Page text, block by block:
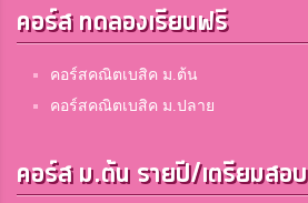
คอร์ส ทดลองเรียนฟรี
คอร์สคณิตเบสิค ม.ต้น
คอร์สคณิตเบสิค ม.ปลาย
คอร์ส ม.ต้น รายปี/เตรียมสอบ